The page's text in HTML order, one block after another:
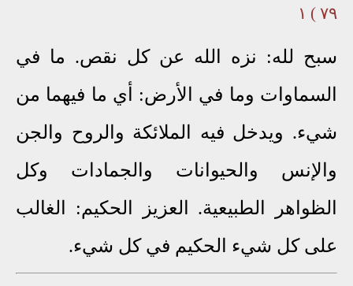
٧٩ ) ١
سبح لله: نزه الله عن كل نقص. ما في
السماوات وما في الأرض: أي ما فيهما من
شيء. ويدخل فيه الملائكة والروح والجن
والإنس والحيوانات والجمادات وكل
الظواهر الطبيعية. العزيز الحكيم: الغالب
على كل شيء الحكيم في كل شيء.